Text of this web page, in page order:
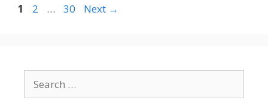
Page
1 Page
2 … Page
30 Next →
for: